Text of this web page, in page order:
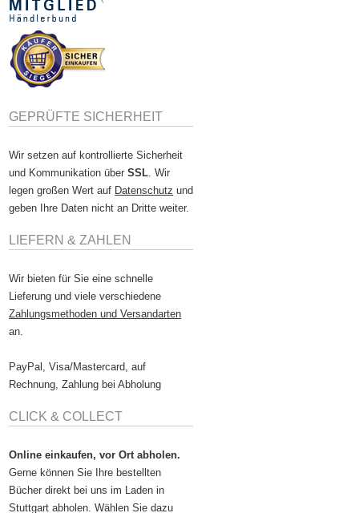
GEPRÜFTE SICHERHEIT
Wir setzen auf kontrollierte Sicherheit
und Kommunikation überSSL. Wir
legen großen Wert auf Datenschutz und
geben Ihre Daten nicht an Dritte weiter.
LIEFERN & ZAHLEN
Wir bieten für Sie eine schnelle
Lieferung und viele verschiedene
Zahlungsmethoden und Versandarten
an.
PayPal, Visa/Mastercard, auf
Rechnung, Zahlung bei Abholung
CLICK & COLLECT
Online einkaufen, vor Ort abholen.
Gerne können Sie Ihre bestellten
Bücher direkt bei uns im Laden in
Stuttgart abholen. Wählen Sie dazu